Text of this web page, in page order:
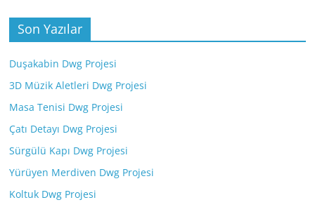
Son Yazılar
Duşakabin Dwg Projesi
3D Müzik Aletleri Dwg Projesi
Masa Tenisi Dwg Projesi
Çatı Detayı Dwg Projesi
Sürgülü Kapı Dwg Projesi
Yürüyen Merdiven Dwg Projesi
Koltuk Dwg Projesi